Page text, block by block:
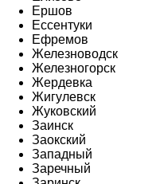
Ершов
Ессентуки
Ефремов
Железноводск
Железногорск
Жердевка
Жигулевск
Жуковский
Заинск
Заокский
Западный
Заречный